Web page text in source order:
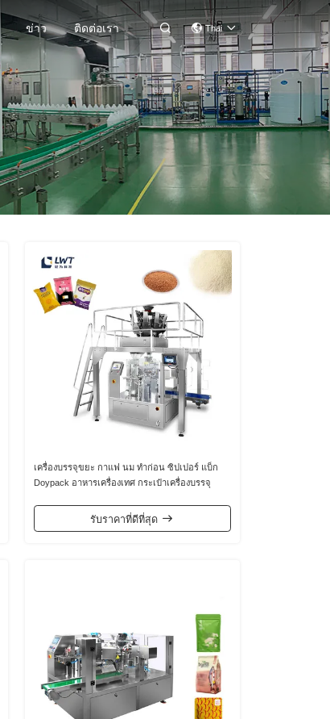
ข่าว ติดต่อเรา  Thai
เครื่องบรรจุขยะ กาแฟ นม ทําก่อน ซิปเปอร์ แบ็ก
Doypack อาหารเครื่องเทศ กระเป๋าเครื่องบรรจุ
รับราคาที่ดีที่สุด